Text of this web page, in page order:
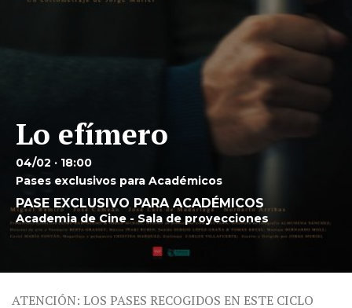
Lo efímero
04/02 · 18:00
Pases exclusivos para Académicos
PASE EXCLUSIVO PARA ACADÉMICOS
Academia de Cine - Sala de proyecciones
ATENCIÓN: LOS PASES RECOGIDOS EN ESTE CICLO